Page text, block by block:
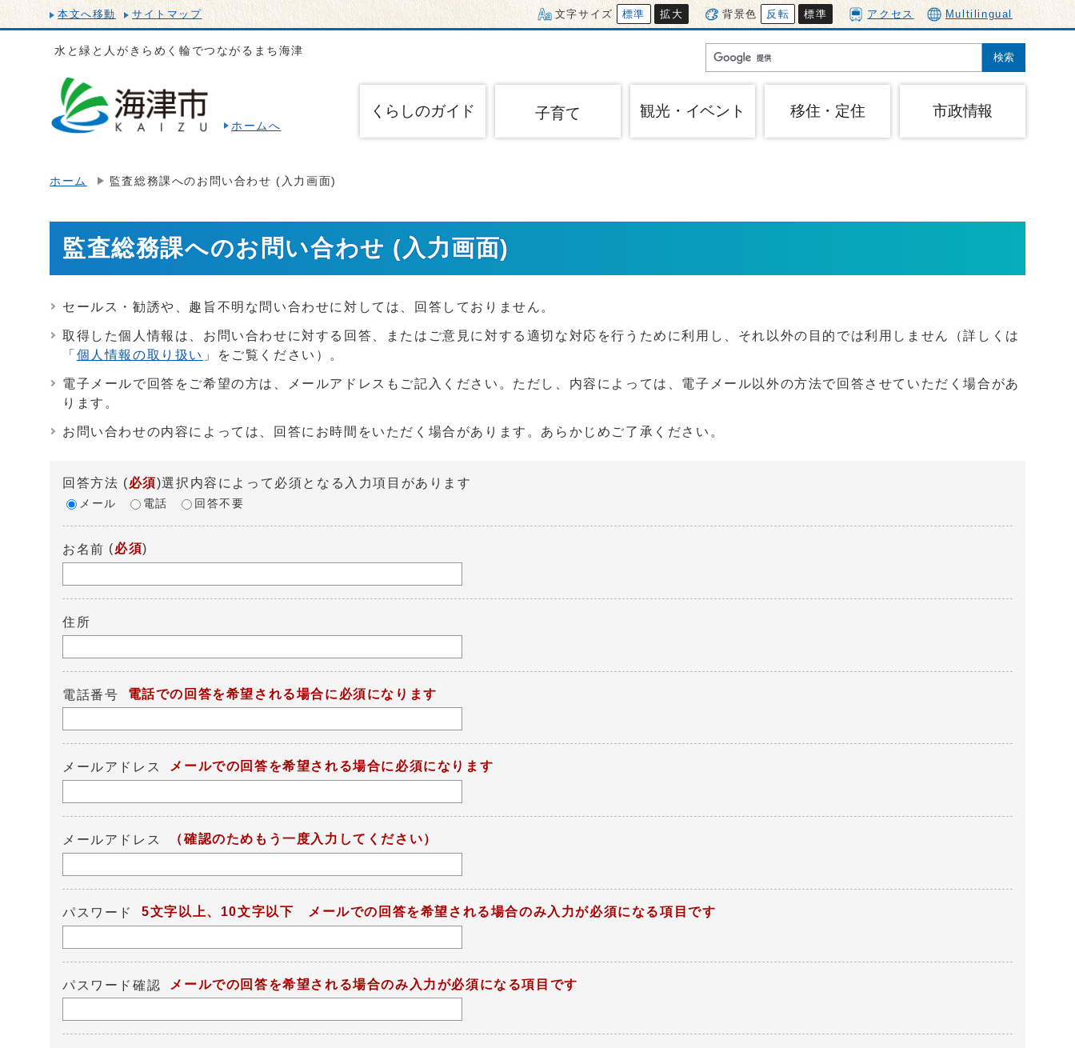
本文へ移動 サイトマップ 文字サイズ 標準 拡大 背景色 反転 標準 アクセス Multilingual
水と緑と人がきらめく輪でつながるまち海津
ホームへ
くらしのガイド 子育て 観光・イベント 移住・定住 市政情報
ホーム 監査総務課へのお問い合わせ (入力画面)
監査総務課へのお問い合わせ (入力画面)
セールス・勧誘や、趣旨不明な問い合わせに対しては、回答しておりません。
取得した個人情報は、お問い合わせに対する回答、またはご意見に対する適切な対応を行うために利用し、それ以外の目的では利用しません（詳しくは
「 個人情報の取り扱い 」をご覧ください）。
電子メールで回答をご希望の方は、メールアドレスもご記入ください。ただし、内容によっては、電子メール以外の方法で回答させていただく場合があ
ります。
お問い合わせの内容によっては、回答にお時間をいただく場合があります。あらかじめご了承ください。
回答方法 (必須)選択内容によって必須となる入力項目があります
メール 電話 回答不要
お名前 (必須)
住所
電話番号 電話での回答を希望される場合に必須になります
メールアドレス メールでの回答を希望される場合に必須になります
メールアドレス （確認のためもう一度入力してください）
パスワード 5文字以上、10文字以下 メールでの回答を希望される場合のみ入力が必須になる項目です
パスワード確認 メールでの回答を希望される場合のみ入力が必須になる項目です